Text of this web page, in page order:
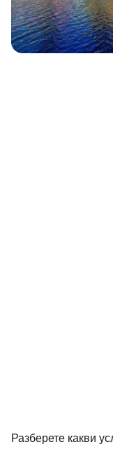
Разберете какви